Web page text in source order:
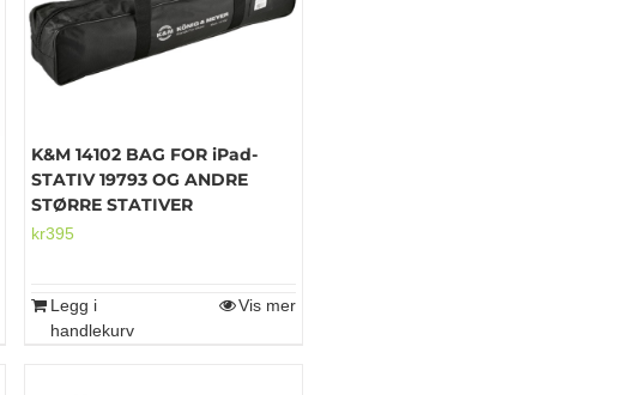
K&M 14102 BAG FOR iPad-
STATIV 19793 OG ANDRE
STØRRE STATIVER
kr395
Legg i
handlekurv
Vis mer